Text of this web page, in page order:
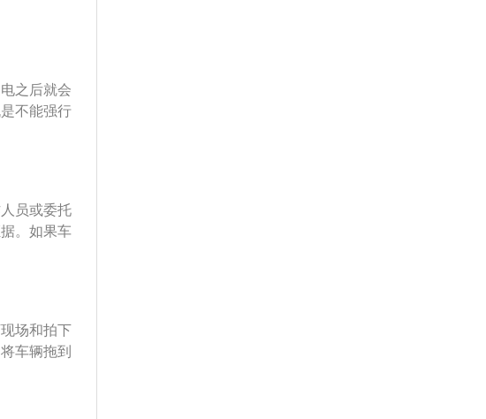
求保险公
接线桩，
车辆的损
钥匙解开
通电。
项目，
”。车辆
能会因施
之后就会
不能强行
周边的汽
己没有启
。
员或委托
。如果车
即关闭点
各种电器
样可使进
场和拍下
车辆拖到
买的保险
。然后在